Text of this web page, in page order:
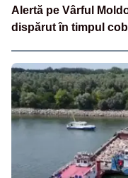
Alertă pe Vârful
dispărut în timpul